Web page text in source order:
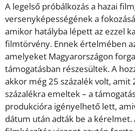
A legelső próbálkozás a hazai
versenyképességének a
amikor hatályba lépett az ezzel
filmtörvény. Ennek értelmében
amelyeket Magyarországon
támogatásban részesültek. A
akkor még 25 százalék volt, amit
százalékra emeltek – a
produkcióra igényelhető lett,
dátum után adták be a kérelmet.